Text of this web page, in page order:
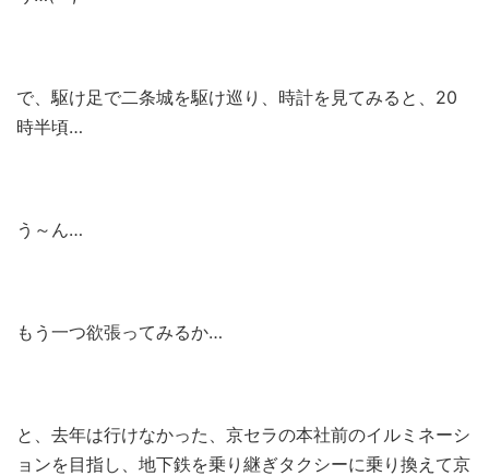
で、駆け足で二条城を駆け巡り、時計を見てみると、20
時半頃…
う～ん…
もう一つ欲張ってみるか…
と、去年は行けなかった、京セラの本社前のイルミネーシ
ョンを目指し、地下鉄を乗り継ぎタクシーに乗り換えて京